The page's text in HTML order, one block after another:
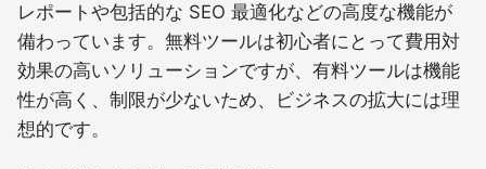
レポートや包括的な SEO 最適化などの高度な機能が
備わっています。無料ツールは初心者にとって費用対
効果の高いソリューションですが、有料ツールは機能
性が高く、制限が少ないため、ビジネスの拡大には理
想的です。